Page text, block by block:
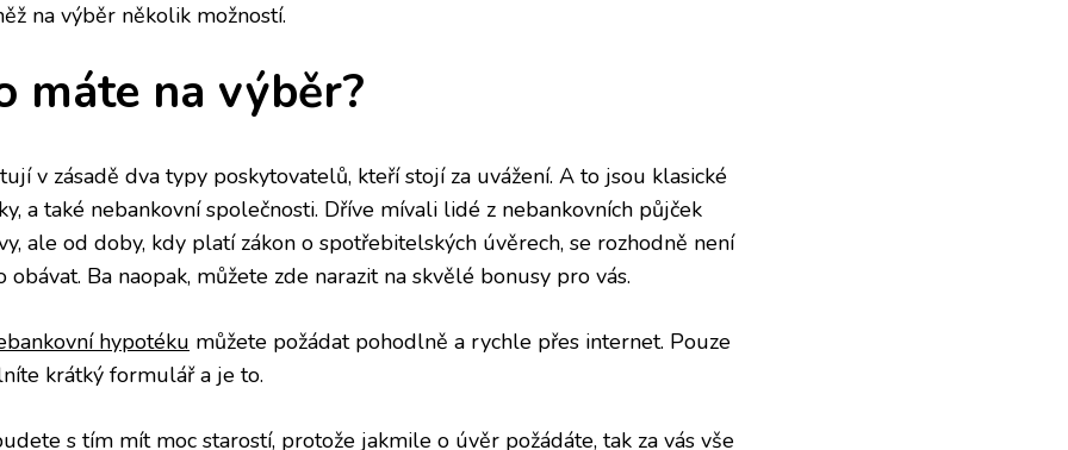
na výběr několik možností.
máte na výběr?
v zásadě dva typy poskytovatelů, kteří stojí za uvážení. A to jsou klasické
a také nebankovní společnosti. Dříve mívali lidé z nebankovních půjček
ale od doby, kdy platí zákon o spotřebitelských úvěrech, se rozhodně není
obávat. Ba naopak, můžete zde narazit na skvělé bonusy pro vás.
hypotéku můžete požádat pohodlně a rychle přes internet. Pouze
krátký formulář a je to.
s tím mít moc starostí, protože jakmile o úvěr požádáte, tak za vás vše